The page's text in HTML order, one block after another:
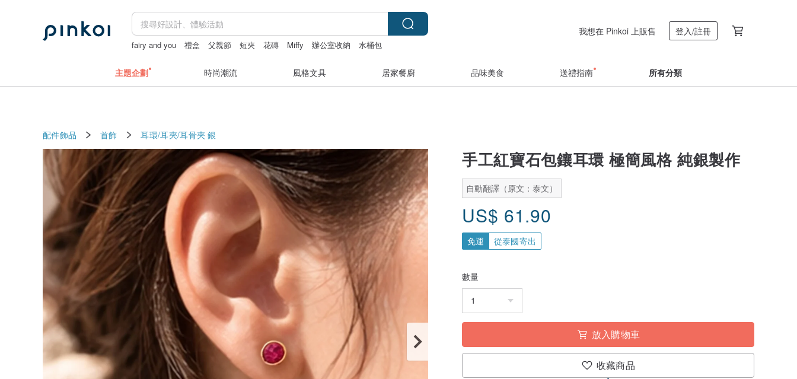
fairy and you 禮盒 父親節 短夾 花磚 Miffy 辦公室收納 水桶包
我想在 Pinkoi 上販售 登入/註冊
主題企劃 時尚潮流 風格文具 居家餐廚 品味美食 送禮指南 所有分類
配件飾品 首飾 耳環/耳夾/耳骨夾 銀
手工紅寶石包鑲耳環 極簡風格 純銀製作
自動翻譯（原文：泰文）
US$ 61.90
免運 從泰國寄出
數量
放入購物車
收藏商品